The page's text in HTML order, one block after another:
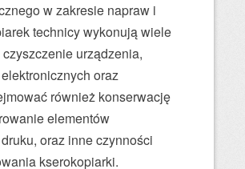
w zakresie napraw i
technicy wykonują wiele
urządzenia,
oraz
również konserwację
elementów
oraz inne czynności
kserokopiarki.